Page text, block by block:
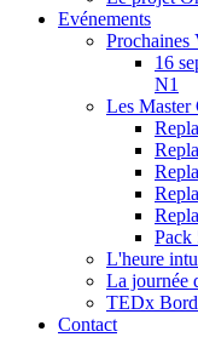
Evénements
Prochaines
16
N1
Les Master
Pack
L'heure
La journée
TEDx
Contact